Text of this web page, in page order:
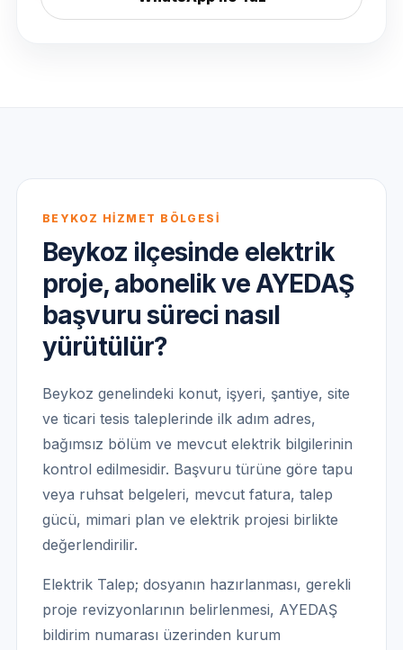
BEYKOZ HİZMET BÖLGESİ
Beykoz ilçesinde elektrik
proje, abonelik ve AYEDAŞ
başvuru süreci nasıl
yürütülür?
Beykoz genelindeki konut, işyeri, şantiye, site
ve ticari tesis taleplerinde ilk adım adres,
bağımsız bölüm ve mevcut elektrik bilgilerinin
kontrol edilmesidir. Başvuru türüne göre tapu
veya ruhsat belgeleri, mevcut fatura, talep
gücü, mimari plan ve elektrik projesi birlikte
değerlendirilir.
Elektrik Talep; dosyanın hazırlanması, gerekli
proje revizyonlarının belirlenmesi, AYEDAŞ
bildirim numarası üzerinden kurum